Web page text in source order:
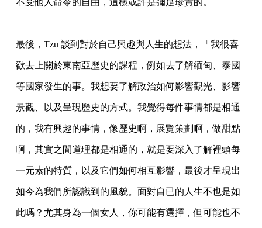
不受他人命令的自由，這樣或許是彌足珍貴的。
最後，Tzu 談到對於自己興趣與人生的想法，「我很喜
歡去上關於東南亞歷史的課程，例 如去了解緬甸、泰國
等國家發生的事。我想要了解政治如何影響觀光、影響
景觀、以及呈現歷史的方式。我覺得每件事情都是相通
的，我有興趣的事情，像歷史啊，展覽策劃啊，做甜點
啊，其實之間道理都是相通的，就是要深入了解裡頭每
一元素的特質，以及它們如何相互影響，最後才呈現出
如今為我們所認識到的風貌。面對自已的人生不也是如
此嗎？尤其身為一個女人，你可能有選擇，但可能也不